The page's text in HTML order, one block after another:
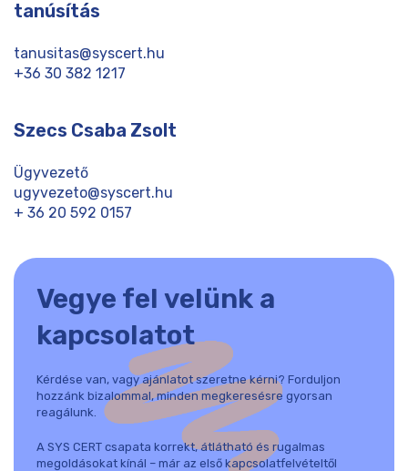
tanúsítás
tanusitas@syscert.hu
+36 30 382 1217
Szecs Csaba Zsolt
Ügyvezető
ugyvezeto@syscert.hu
+ 36 20 592 0157
Vegye fel velünk a
kapcsolatot
Kérdése van, vagy ajánlatot szeretne kérni? Forduljon
hozzánk bizalommal, minden megkeresésre gyorsan
reagálunk.
A SYS CERT csapata korrekt, átlátható és rugalmas
megoldásokat kínál – már az első kapcsolatfelvételtől